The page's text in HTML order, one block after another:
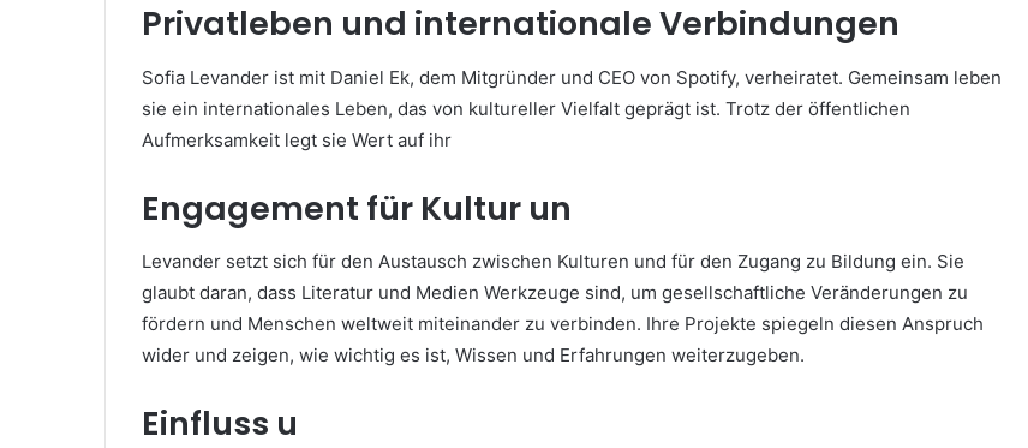
Privatleben und internationale Verbindungen
Sofia Levander ist mit Daniel Ek, dem Mitgründer und CEO von Spotify, verheiratet. Gemeinsam leben
sie ein internationales Leben, das von kultureller Vielfalt geprägt ist. Trotz der öffentlichen
Aufmerksamkeit legt sie Wert auf ihr
Engagement für Kultur un
Levander setzt sich für den Austausch zwischen Kulturen und für den Zugang zu Bildung ein. Sie
glaubt daran, dass Literatur und Medien Werkzeuge sind, um gesellschaftliche Veränderungen zu
fördern und Menschen weltweit miteinander zu verbinden. Ihre Projekte spiegeln diesen Anspruch
wider und zeigen, wie wichtig es ist, Wissen und Erfahrungen weiterzugeben.
Einfluss u